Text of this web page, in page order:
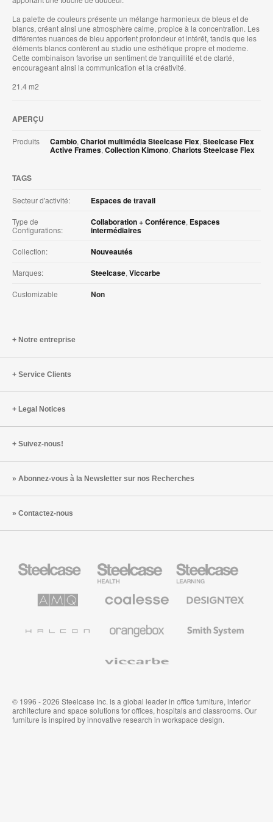
La palette de couleurs présente un mélange harmonieux de bleus et de
blancs, créant ainsi une atmosphère calme, propice à la concentration. Les
différentes nuances de bleu apportent profondeur et intérêt, tandis que les
éléments blancs confèrent au studio une esthétique propre et moderne.
Cette combinaison favorise un sentiment de tranquillité et de clarté,
encourageant ainsi la communication et la créativité. ​
21.4 m2
APERÇU
Produits Cambio, Chariot multimédia Steelcase Flex, Steelcase Flex
Active Frames, Collection Kimono, Chariots Steelcase Flex
TAGS
Secteur d'activité: Espaces de travail
Type de
Configurations:
Collaboration + Conférence, Espaces
intermédiaires
Collection: Nouveautés
Marques: Steelcase, Viccarbe
Customizable Non
Notre entreprise
Service Clients
Legal Notices
Suivez-nous!
Abonnez-vous à la Newsletter sur nos Recherches
Contactez-nous
Health
Mobilier
pour
secteur
Solutions
Mobilier
Premium
Textiles
Muraux
System
© 1996 - 2026 Steelcase Inc. is a global leader in office furniture, interior
architecture and space solutions for offices, hospitals and classrooms. Our
furniture is inspired by innovative research in workspace design.